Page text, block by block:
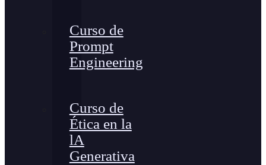
Curso de
Prompt
Engineering
Curso de
Ética en la
lA
Generativa